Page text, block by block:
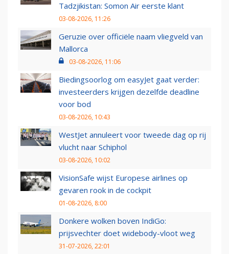
Tadzjikistan: Somon Air eerste klant
03-08-2026, 11:26
Geruzie over officiële naam vliegveld van
Mallorca
03-08-2026, 11:06
Biedingsoorlog om easyJet gaat verder:
investeerders krijgen dezelfde deadline
voor bod
03-08-2026, 10:43
WestJet annuleert voor tweede dag op rij
vlucht naar Schiphol
03-08-2026, 10:02
VisionSafe wijst Europese airlines op
gevaren rook in de cockpit
01-08-2026, 8:00
Donkere wolken boven IndiGo:
prijsvechter doet widebody-vloot weg
31-07-2026, 22:01